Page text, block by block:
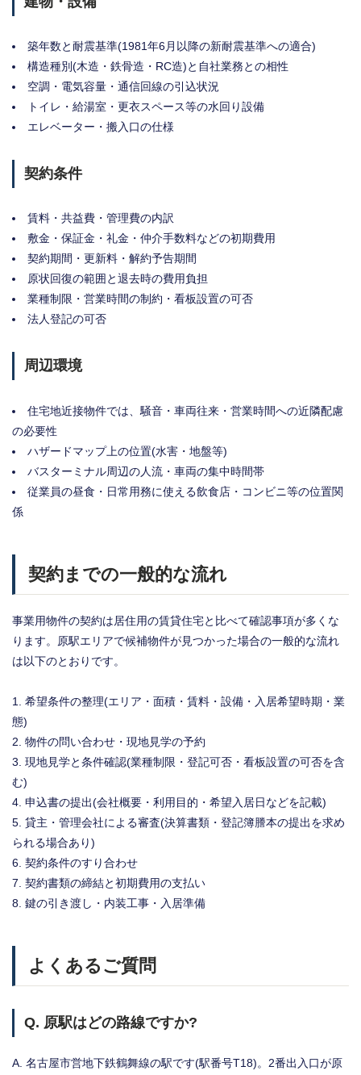
築年数と耐震基準(1981年6月以降の新耐震基準への適合)
構造種別(木造・鉄骨造・RC造)と自社業務との相性
空調・電気容量・通信回線の引込状況
トイレ・給湯室・更衣スペース等の水回り設備
エレベーター・搬入口の仕様
契約条件
賃料・共益費・管理費の内訳
敷金・保証金・礼金・仲介手数料などの初期費用
契約期間・更新料・解約予告期間
原状回復の範囲と退去時の費用負担
業種制限・営業時間の制約・看板設置の可否
法人登記の可否
周辺環境
住宅地近接物件では、騒音・車両往来・営業時間への近隣配慮
の必要性
ハザードマップ上の位置(水害・地盤等)
バスターミナル周辺の人流・車両の集中時間帯
従業員の昼食・日常用務に使える飲食店・コンビニ等の位置関
係
契約までの一般的な流れ
事業用物件の契約は居住用の賃貸住宅と比べて確認事項が多くな
ります。原駅エリアで候補物件が見つかった場合の一般的な流れ
は以下のとおりです。
希望条件の整理(エリア・面積・賃料・設備・入居希望時期・業
態)
物件の問い合わせ・現地見学の予約
現地見学と条件確認(業種制限・登記可否・看板設置の可否を含
む)
申込書の提出(会社概要・利用目的・希望入居日などを記載)
貸主・管理会社による審査(決算書類・登記簿謄本の提出を求め
られる場合あり)
契約条件のすり合わせ
契約書類の締結と初期費用の支払い
鍵の引き渡し・内装工事・入居準備
よくあるご質問
Q. 原駅はどの路線ですか?
A. 名古屋市営地下鉄鶴舞線の駅です(駅番号T18)。2番出入口が原